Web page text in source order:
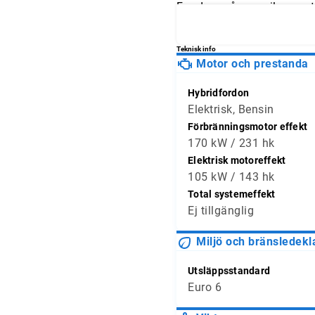
Fundera på om mileage
och jämför
Teknisk info
Motor och prestanda
Hybridfordon
Elektrisk, Bensin
Förbränningsmotor effekt
170 kW / 231 hk
Elektrisk motoreffekt
105 kW / 143 hk
Total systemeffekt
Ej tillgänglig
Miljö och
Utsläppsstandard
Euro 6